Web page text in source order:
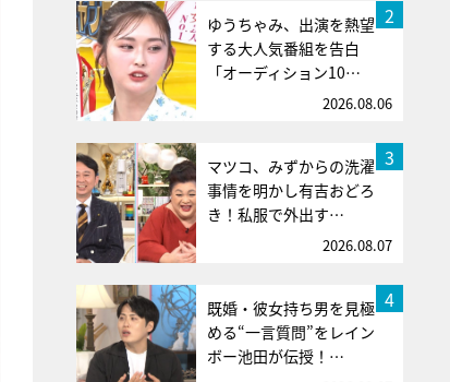
2
ゆうちゃみ、出演を熱望
する大人気番組を告白
「オーディション10…
2026.08.06
3
マツコ、みずからの洗濯
事情を明かし有吉おどろ
き！私服で外出す…
2026.08.07
4
既婚・彼女持ち男を見極
める“一言質問”をレイン
ボー池田が伝授！…